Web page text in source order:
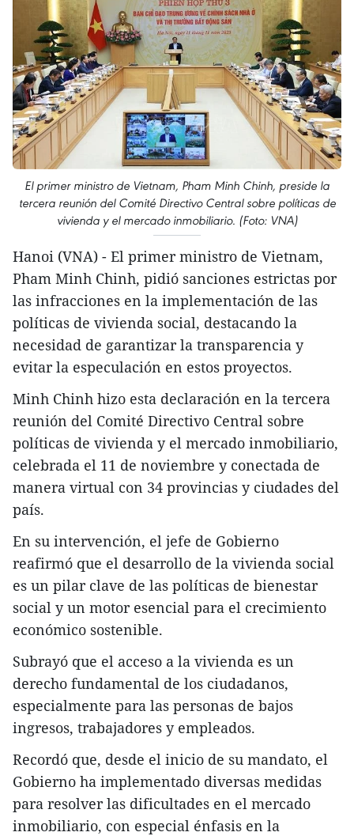
El primer ministro de Vietnam, Pham Minh Chinh, preside la
tercera reunión del Comité Directivo Central sobre políticas de
vivienda y el mercado inmobiliario. (Foto: VNA)
Hanoi (VNA) - El primer ministro de Vietnam,
Pham Minh Chinh, pidió sanciones estrictas por
las infracciones en la implementación de las
políticas de vivienda social, destacando la
necesidad de garantizar la transparencia y
evitar la especulación en estos proyectos.
Minh Chinh hizo esta declaración en la tercera
reunión del Comité Directivo Central sobre
políticas de vivienda y el mercado inmobiliario,
celebrada el 11 de noviembre y conectada de
manera virtual con 34 provincias y ciudades del
país.
En su intervención, el jefe de Gobierno
reafirmó que el desarrollo de la vivienda social
es un pilar clave de las políticas de bienestar
social y un motor esencial para el crecimiento
económico sostenible.
Subrayó que el acceso a la vivienda es un
derecho fundamental de los ciudadanos,
especialmente para las personas de bajos
ingresos, trabajadores y empleados.
Recordó que, desde el inicio de su mandato, el
Gobierno ha implementado diversas medidas
para resolver las dificultades en el mercado
inmobiliario, con especial énfasis en la